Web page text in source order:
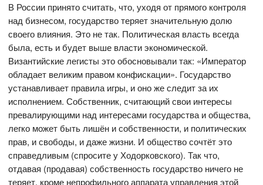
В России принято считать, что, уходя от прямого контроля
над бизнесом, государство теряет значительную долю
своего влияния. Это не так. Политическая власть всегда
была, есть и будет выше власти экономической.
Византийские легисты это обосновывали так: «Император
обладает великим правом конфискации». Государство
устанавливает правила игры, и оно же следит за их
исполнением. Собственник, считающий свои интересы
превалирующими над интересами государства и общества,
легко может быть лишён и собственности, и политических
прав, и свободы, и даже жизни. И общество сочтёт это
справедливым (спросите у Ходорковского). Так что,
отдавая (продавая) собственность государство ничего не
теряет, кроме непрофильного аппарата управления этой